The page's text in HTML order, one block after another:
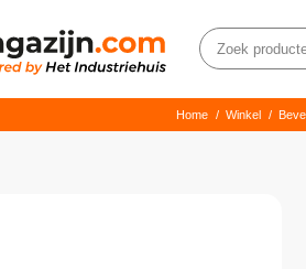
Home / Winkel /